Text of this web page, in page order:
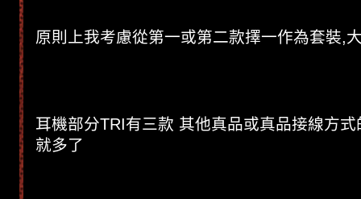
原則上我考慮從第一或第二款擇一作為套裝,
耳機部分TRI有三款 其他真品或真品接線方
就多了